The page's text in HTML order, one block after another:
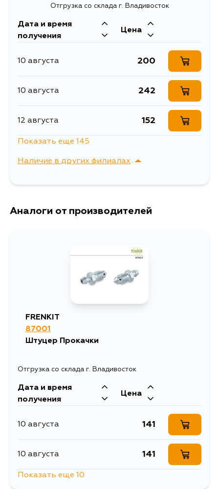
Длина упаковки, мм
Масса, кг 0.013
Описание Штуцер Прокачки
Штуцер прокачной
тормозного суппорта
HondaОтгрузка со склада г. Владивосток
Дата и время
получения
Цена
10 августа 200
10 августа 242
12 августа 152
15 августа 152
28 августа
29 августа 264
29 августа
Показать еще 145
Наличие в других филиалах
г. Владивосток,
Аналоги от производителей
FRENKIT
87001
Штуцер Прокачки
Отгрузка со склада г. Владивосток
Дата и время
получения
Цена
10 августа 141
10 августа 141
Показать еще 10